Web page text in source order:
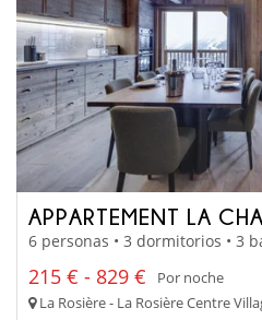
APPARTEMENT LA
6 personas • 3 dormitorios • 3
215 € - 829 €
Por noche
La Rosière - La Rosière Centre